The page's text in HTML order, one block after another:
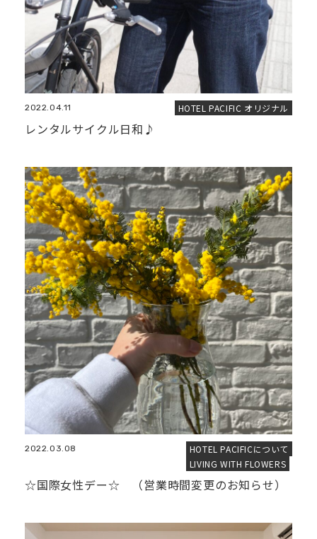
2022.04.11 HOTEL PACIFIC オリジナル
レンタルサイクル日和♪
2022.03.08
HOTEL PACIFICについて
LIVING WITH FLOWERS
☆国際女性デー☆ （営業時間変更のお知らせ）